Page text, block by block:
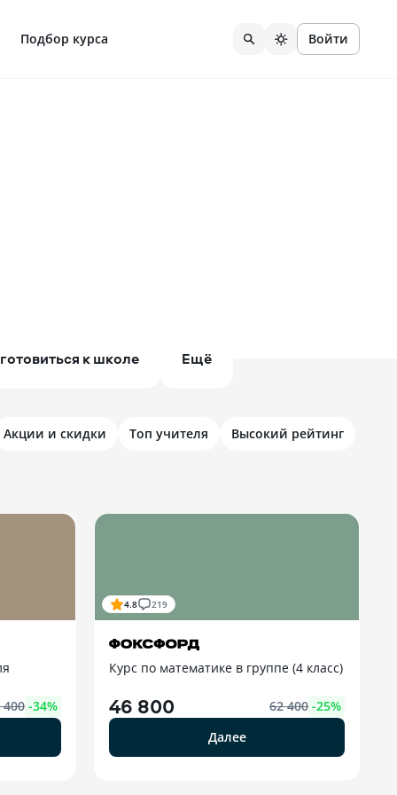
Подбор курса Войти
к школе Ещё
Акции и скидки Топ учителя
Высокий рейтинг
400 -34%
4.8 219
Курс по математике в группе (4 класс)
46 800 62 400 -25%
Далее